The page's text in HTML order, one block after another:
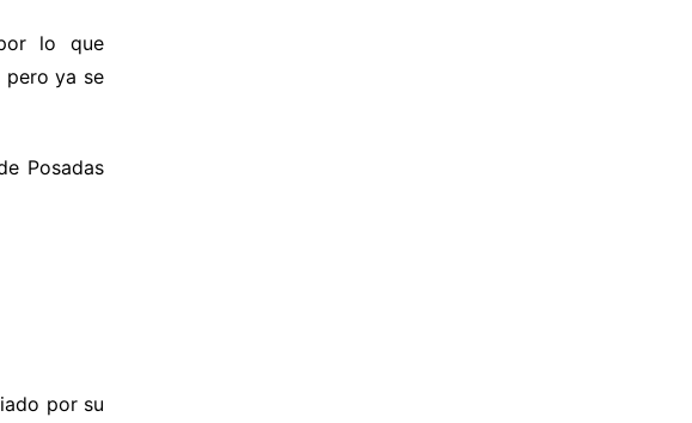
lo que
pero ya se
Posadas
por su